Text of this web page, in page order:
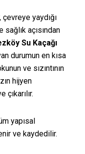
çevreye yaydığı
açısından
Su Kaçağı
durumun en kısa
ve sızıntının
hijyen
yapısal
ve kaydedilir.